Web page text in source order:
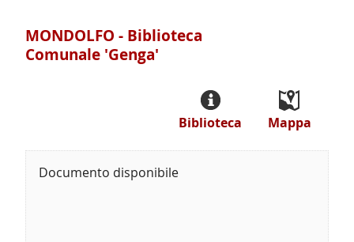
MONDOLFO - Biblioteca
Comunale 'Genga'
Mappa
Biblioteca
Documento disponibile